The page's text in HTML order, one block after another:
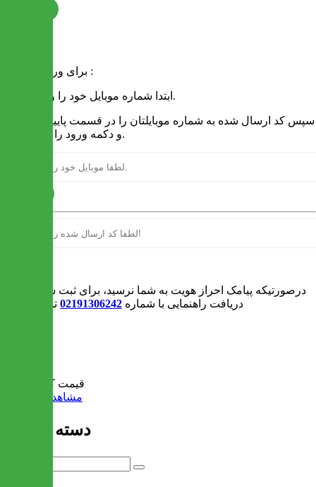
برای ورود به سایت :
1 - ابتدا شماره موبایل خود را وارد کنید.
و دکمه ورود را انتخاب کنید.
درصورتیکه پیامک احراز هویت به شما نرسید، برای ثبت سفارش و یا
دریافت راهنمایی با شماره 02191306242 تماس بگیرید
قیمت کل:
مشاهده سبد خرید
دسته بندی ها